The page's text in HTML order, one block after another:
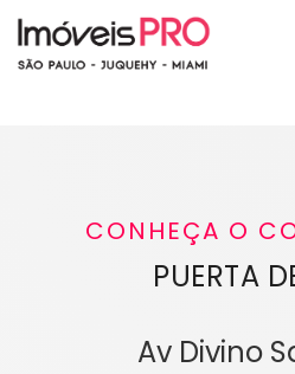
CONHEÇA O
PUERTA
Av Divino